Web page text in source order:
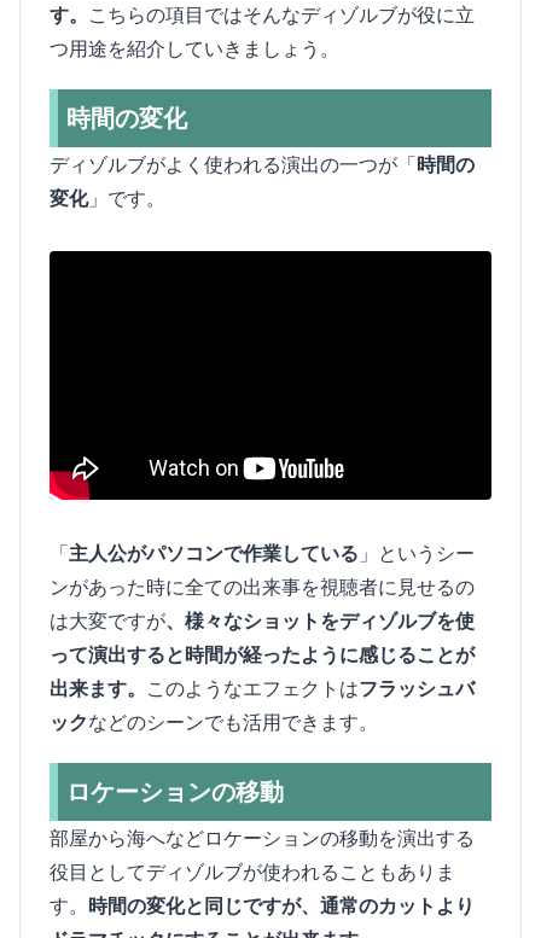
す。 こちらの項目ではそんなディゾルブが役に立
つ用途を紹介していきましょう。
時間の変化
ディゾルブがよく使われる演出の一つが「時間の
変化」です。
「主人公がパソコンで作業している 」というシー
ンがあった時に全ての出来事を視聴者に見せるの
は大変ですが、様々なショットをディゾルブを使
って演出すると時間が経ったように感じることが
出来ます。 このようなエフェクトはフラッシュバ
ックなどのシーンでも活用できます。
ロケーションの移動
部屋から海へなどロケーションの移動を演出する
役目としてディゾルブが使われることもありま
す。 時間の変化と同じですが、通常のカットより